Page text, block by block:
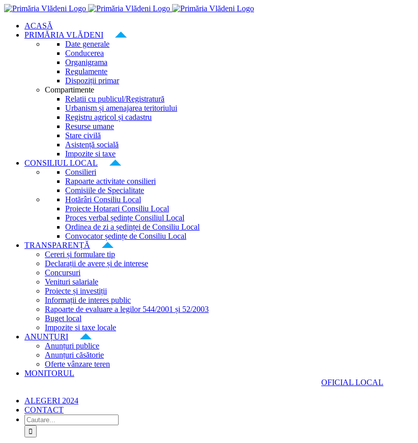
Skip
contentACASĂ
PRIMĂRIA VLĂDENI
Date generale
Conducerea
Organigrama
Regulamente
Dispoziții primar
Compartimente
Relatii cu publicul/Registratură
Urbanism și amenajarea teritoriului
Registru agricol și cadastru
Resurse umane
Stare civilă
Asistență socială
Impozite si taxe
CONSILIUL LOCAL
Consilieri
Rapoarte activitate consilieri
Comisiile de Specialitate
Hotărâri Consiliu Local
Proiecte Hotarari Consiliu Local
Proces verbal ședințe Consiliul Local
Ordinea de zi a ședinței de Consiliu Local
Convocator ședințe de Consiliu Local
TRANSPARENȚĂ
Cereri și formulare tip
Declarații de avere și de interese
Concursuri
Venituri salariale
Proiecte și investiții
Informații de interes public
Rapoarte de evaluare a legilor 544/2001 și 52/2003
Buget local
Impozite si taxe locale
ANUNȚURI
Anunțuri publice
Anunțuri căsătorie
Oferte vânzare teren
MONITORUL
OFICIAL LOCAL
ALEGERI 2024
CONTACT
Cautare...